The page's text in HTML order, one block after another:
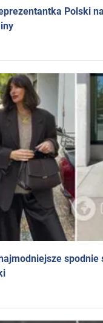
Polski
spodnie